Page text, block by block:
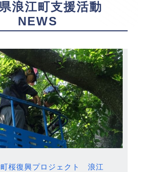
浪江町支援活動
NEWS
桜復興プロジェクト 浪江